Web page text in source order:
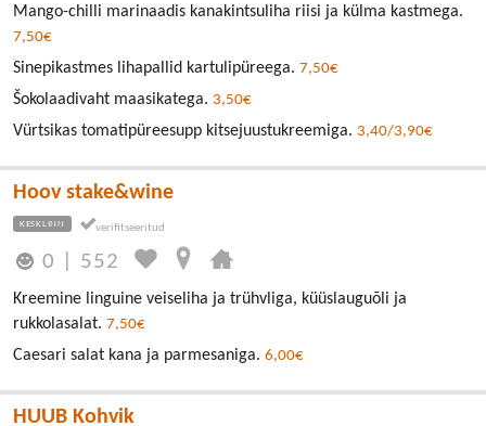
Mango-chilli marinaadis kanakintsuliha riisi ja külma kastmega.
7,50€
Sinepikastmes lihapallid kartulipüreega. 7,50€
Šokolaadivaht maasikatega. 3,50€
Vürtsikas tomatipüreesupp kitsejuustukreemiga. 3,40/3,90€
Hoov stake&wine
KESKLINN
0 552
Kreemine linguine veiseliha ja trühvliga, küüslauguõli ja
rukkolasalat. 7,50€
Caesari salat kana ja parmesaniga. 6,00€
HUUB Kohvik